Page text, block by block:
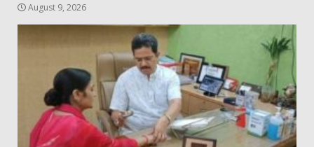
August 9, 2026